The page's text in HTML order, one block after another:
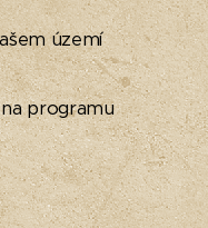
území
programu